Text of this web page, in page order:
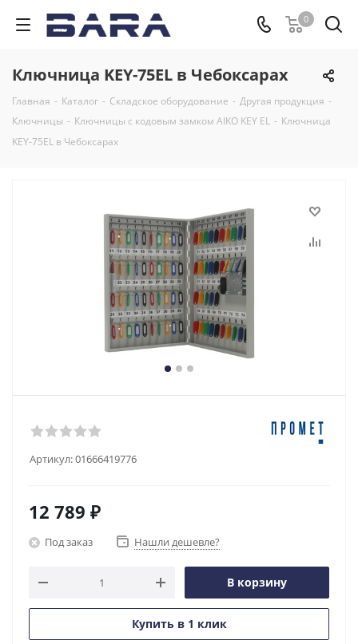
0
Ключница KEY-75EL в Чебоксарах
Главная - Каталог - Складское оборудование - Другая продукция -
Ключницы - Ключницы с кодовым замком AIKO KEY EL - Ключница
KEY-75EL в Чебоксарах
Артикул:01666419776
12 789 ₽
Под заказ Нашли дешевле?
В корзину
Купить в 1 клик